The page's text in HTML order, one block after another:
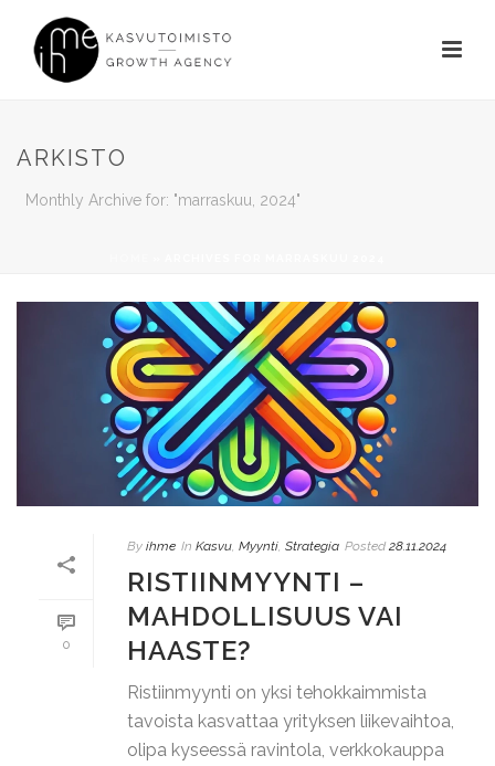
ARKISTO
Monthly Archive for: "marraskuu, 2024"
0
By ihme In Kasvu Myynti Strategia Posted 28.11.2024
RISTIINMYYNTI –
MAHDOLLISUUS VAI
HAASTE?
Ristiinmyynti on yksi tehokkaimmista
tavoista kasvattaa yrityksen liikevaihtoa,
olipa kyseessä ravintola, verkkokauppa